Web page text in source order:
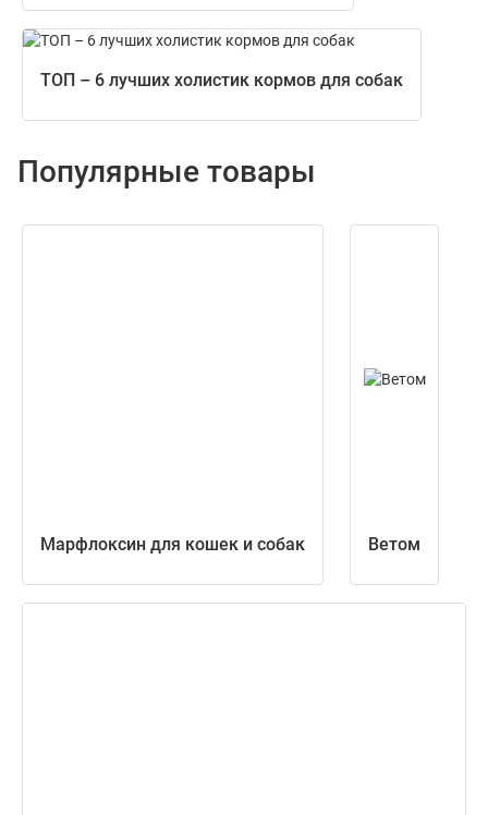
ТОП – 6 лучших холистик кормов для собак
Популярные товары
Марфлоксин для кошек и собак Ветом